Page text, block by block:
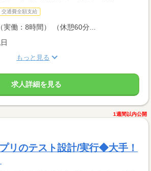
交通費全額支給
働：8時間） （休憩60分...
もっと見る
求人詳細を見る
1週間以内公開
リのテスト設計/実行◆大手！